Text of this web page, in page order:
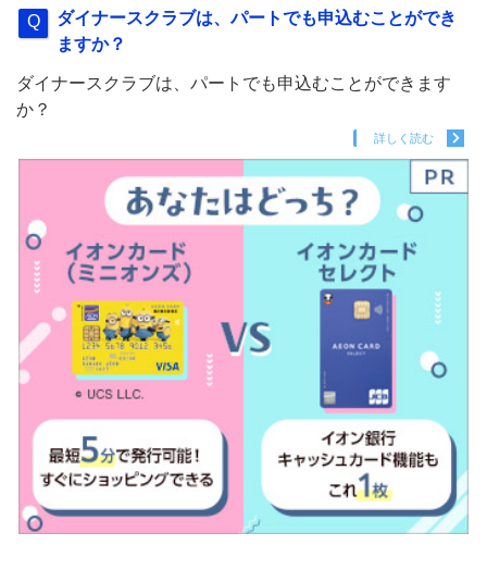
ダイナースクラブは、パートでも申込むことができ
ますか？
ダイナースクラブは、パートでも申込むことができます
か？
詳しく読む